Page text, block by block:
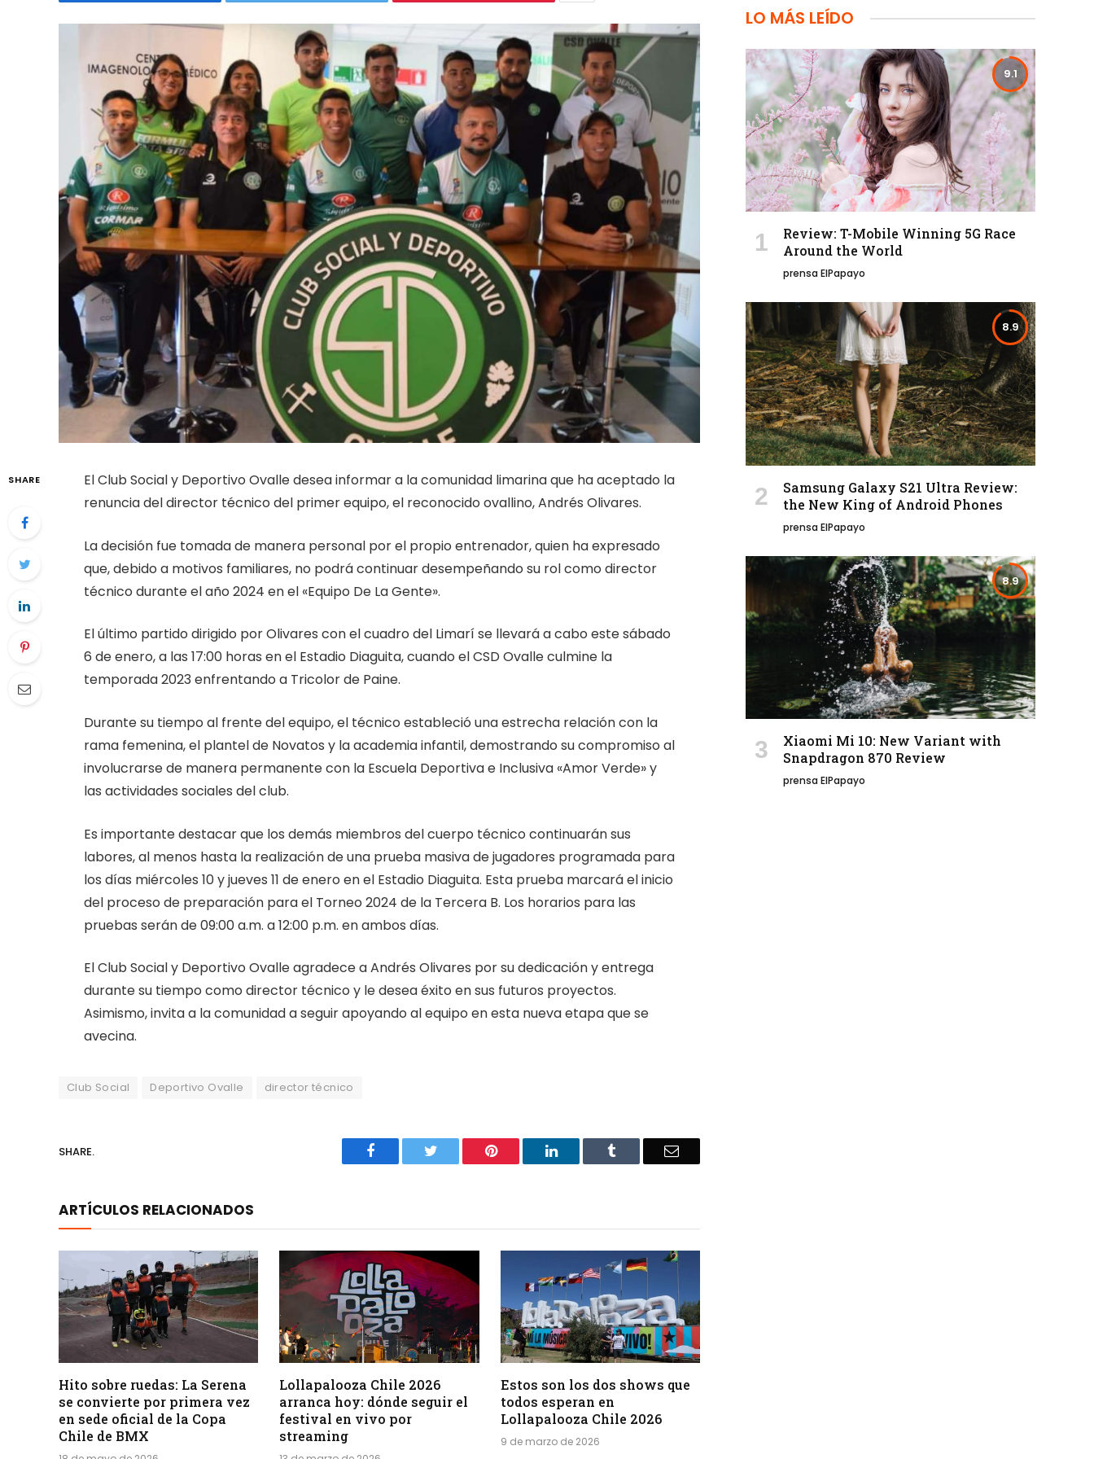
SHARE
El Club Social y Deportivo Ovalle desea informar a la comunidad limarina que ha aceptado la
renuncia del director técnico del primer equipo, el reconocido ovallino, Andrés Olivares.
La decisión fue tomada de manera personal por el propio entrenador, quien ha expresado
que, debido a motivos familiares, no podrá continuar desempeñando su rol como director
técnico durante el año 2024 en el «Equipo De La Gente».
El último partido dirigido por Olivares con el cuadro del Limarí se llevará a cabo este sábado
6 de enero, a las 17:00 horas en el Estadio Diaguita, cuando el CSD Ovalle culmine la
temporada 2023 enfrentando a Tricolor de Paine.
Durante su tiempo al frente del equipo, el técnico estableció una estrecha relación con la
rama femenina, el plantel de Novatos y la academia infantil, demostrando su compromiso al
involucrarse de manera permanente con la Escuela Deportiva e Inclusiva «Amor Verde» y
las actividades sociales del club.
Es importante destacar que los demás miembros del cuerpo técnico continuarán sus
labores, al menos hasta la realización de una prueba masiva de jugadores programada para
los días miércoles 10 y jueves 11 de enero en el Estadio Diaguita. Esta prueba marcará el inicio
del proceso de preparación para el Torneo 2024 de la Tercera B. Los horarios para las
pruebas serán de 09:00 a.m. a 12:00 p.m. en ambos días.
El Club Social y Deportivo Ovalle agradece a Andrés Olivares por su dedicación y entrega
durante su tiempo como director técnico y le desea éxito en sus futuros proyectos.
Asimismo, invita a la comunidad a seguir apoyando al equipo en esta nueva etapa que se
avecina.
Club Social Deportivo Ovalle director técnico
SHARE. Facebook Twitter Pinterest LinkedIn Tumblr Email
ARTÍCULOS RELACIONADOS
Hito sobre ruedas: La Serena
se convierte por primera vez
en sede oficial de la Copa
Chile de BMX
Lollapalooza Chile 2026
arranca hoy: dónde seguir el
festival en vivo por
streaming
Estos son los dos shows que
todos esperan en
Lollapalooza Chile 2026
9 de marzo de 2026
LO MÁS LEÍDO
9.1
Review: T-Mobile Winning 5G Race
Around the World
prensa ElPapayo
8.9
Samsung Galaxy S21 Ultra Review:
the New King of Android Phones
prensa ElPapayo
8.9
Xiaomi Mi 10: New Variant with
Snapdragon 870 Review
prensa ElPapayo